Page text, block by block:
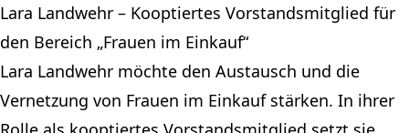
Lara Landwehr – Kooptiertes Vorstandsmitglied für
den Bereich „Frauen im Einkauf“
Lara Landwehr möchte den Austausch und die
Vernetzung von Frauen im Einkauf stärken. In ihrer